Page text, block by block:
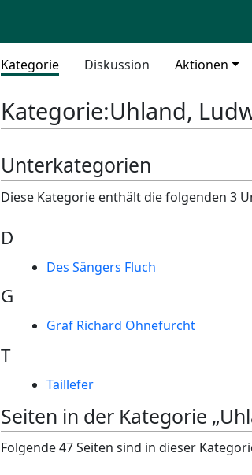
Kategorie Diskussion Aktionen
Kategorie:Uhland,
Unterkategorien
Diese Kategorie enthält die folgenden 3
D
Des Sängers Fluch
G
Graf Richard Ohnefurcht
T
Taillefer
Seiten in der Kategorie
Folgende 47 Seiten sind in dieser